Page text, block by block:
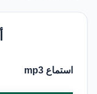
استماع mp3